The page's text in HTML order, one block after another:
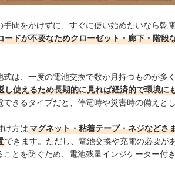
手間をかけずに、すぐに使い始めたいなら乾
ードが不要なためクローゼット・廊下・階
式は、一度の電池交換で数か月持つものが多
し使えるため長期的に見れば経済的で環境に
できるタイプだと、停電時や災害時の備えと
け方はマグネット・粘着テープ・ネジなどさ
できます。ただし、電池交換や充電の必要が
ことを防ぐため、電池残量インジケーター付